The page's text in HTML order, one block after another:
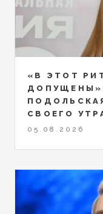
«В ЭТОТ
СВОЕГО
05.08.2026